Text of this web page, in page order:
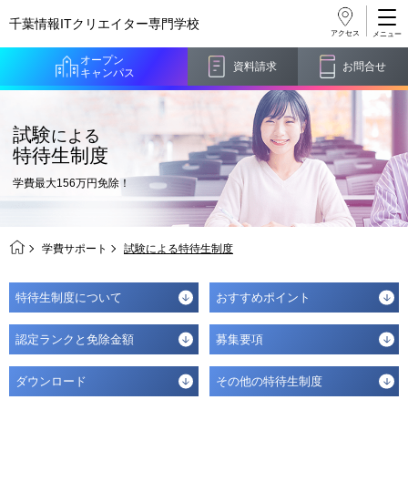
千葉情報ITクリエイター専門学校
オープン
キャンパス
資料請求 お問合せ
アクセス
試験による
特待生制度
学費最大156万円免除！
学費サポート 試験による特待生制度
特待生制度について おすすめポイント
認定ランクと免除金額 募集要項
ダウンロード その他の特待生制度